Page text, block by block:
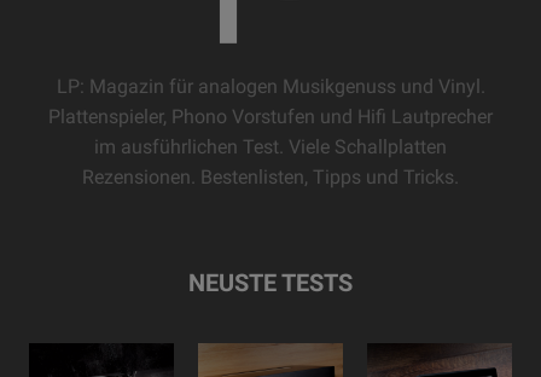
LP: Magazin für analogen Musikgenuss und Vinyl.
Plattenspieler, Phono Vorstufen und Hifi Lautprecher
im ausführlichen Test. Viele Schallplatten
Rezensionen. Bestenlisten, Tipps und Tricks.
NEUSTE TESTS